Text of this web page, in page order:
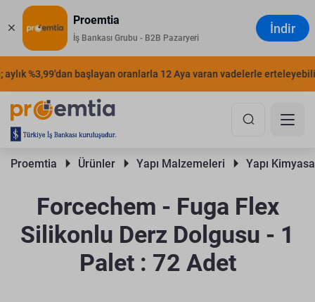
Proemtia
İş Bankası Grubu - B2B Pazaryeri
İndir
%3,99'dan başlayan oranlarla 12 Aya varan vadelerle
Proemtia Ürünler Yapı Malzemeleri Yapı
Forcechem - Fuga Flex
Silikonlu Derz Dolgusu - 1
Palet : 72 Adet